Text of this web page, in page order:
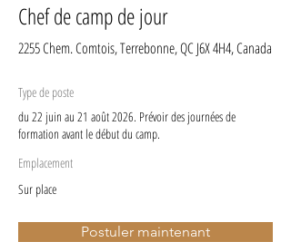
Chef de camp de jour
2255 Chem. Comtois, Terrebonne, QC J6X 4H4, Canada
Type de poste
du 22 juin au 21 août 2026. Prévoir des journées de
formation avant le début du camp.
Emplacement
Sur place
Postuler maintenant